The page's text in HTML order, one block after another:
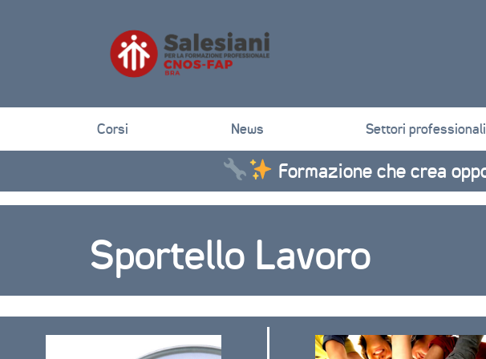
Corsi News Settori professionali
Formazione che crea opportunità
Sportello Lavoro